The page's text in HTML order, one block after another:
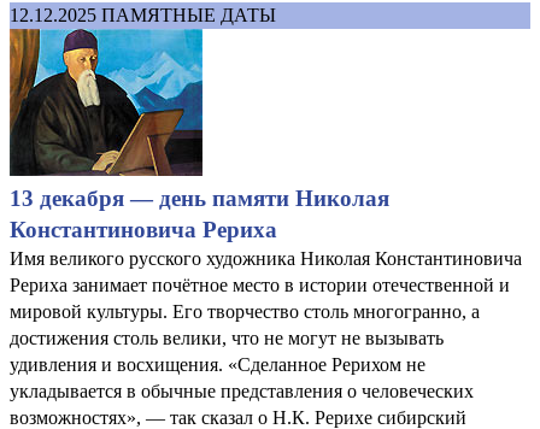
12.12.2025 ПАМЯТНЫЕ ДАТЫ
13 декабря — день памяти Николая
Константиновича Рериха
Имя великого русского художника Николая Константиновича
Рериха занимает почётное место в истории отечественной и
мировой культуры. Его творчество столь многогранно, а
достижения столь велики, что не могут не вызывать
удивления и восхищения. «Сделанное Рерихом не
укладывается в обычные представления о человеческих
возможностях», — так сказал о Н.К. Рерихе сибирский